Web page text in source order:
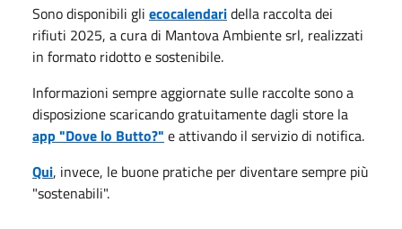
Sono disponibili gli ecocalendaridella raccolta dei
rifiuti 2025, a cura di Mantova Ambiente srl, realizzati
in formato ridotto e sostenibile.
Informazioni sempre aggiornate sulle raccolte sono a
disposizione scaricando gratuitamente dagli store la
app "Dove lo Butto?" e attivando il servizio di notifica.
Qui, invece, le buone pratiche per diventare sempre più
"sostenabili".